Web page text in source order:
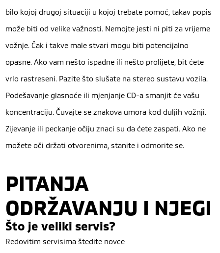
bilo kojoj drugoj situaciji u kojoj trebate pomoć, takav popis
može biti od velike važnosti. Nemojte jesti ni piti za vrijeme
vožnje. Čak i takve male stvari mogu biti potencijalno
opasne. Ako vam nešto ispadne ili nešto prolijete, bit ćete
vrlo rastreseni. Pazite što slušate na stereo sustavu vozila.
Podešavanje glasnoće ili mjenjanje CD-a smanjit će vašu
koncentraciju. Čuvajte se znakova umora kod duljih vožnji.
Zijevanje ili peckanje očiju znaci su da ćete zaspati. Ako ne
možete oči držati otvorenima, stanite i odmorite se.
PITANJA
ODRŽAVANJU I NJEGI
Što je veliki servis?
Redovitim servisima štedite novce